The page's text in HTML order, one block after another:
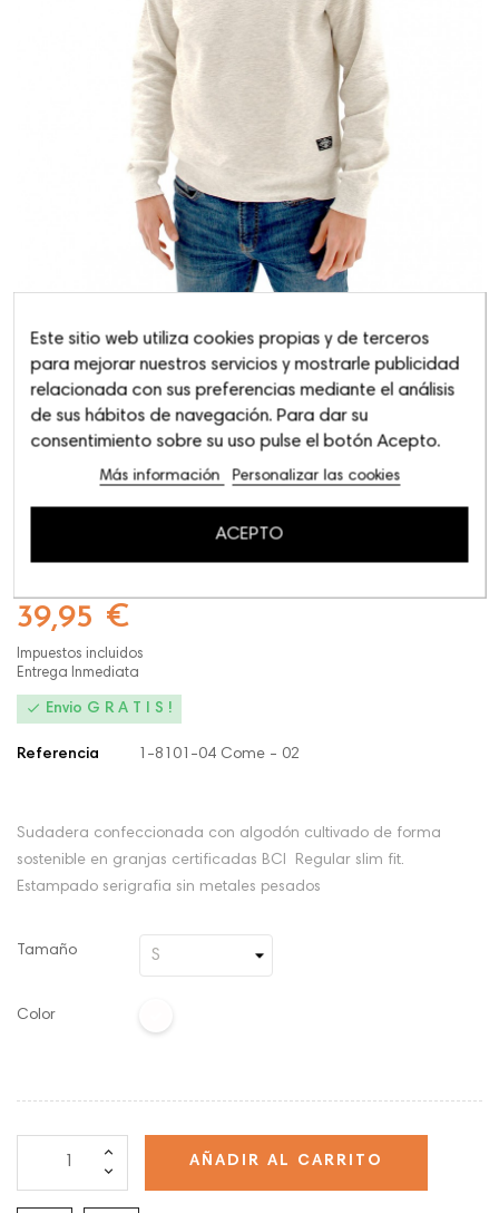
Sudadera Come with...
39,95 €
Impuestos incluidos
Entrega Inmediata
 Envio G R A T I S !
Referencia 1-8101-04 Come - 02
Sudadera confeccionada con algodón cultivado de forma
sostenible en granjas certificadas BCI Regular slim fit.
Estampado serigrafia sin metales pesados
Tamaño
Color
AÑADIR AL CARRITO
Este sitio web utiliza cookies propias y de terceros
para mejorar nuestros servicios y mostrarle publicidad
relacionada con sus preferencias mediante el análisis
de sus hábitos de navegación. Para dar su
consentimiento sobre su uso pulse el botón Acepto.
Más información Personalizar las cookies
ACEPTO